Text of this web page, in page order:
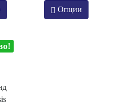
Опции